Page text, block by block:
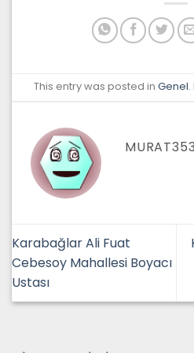
This entry was posted in Genel
Karabağlar Ali Fuat
Cebesoy Mahallesi Boyacı
Ustası